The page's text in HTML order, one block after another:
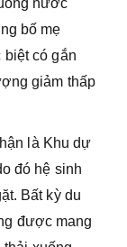
nước
bố mẹ
biệt có gắn
giảm thấp
là Khu dự
đó hệ sinh
Bất kỳ du
được mang